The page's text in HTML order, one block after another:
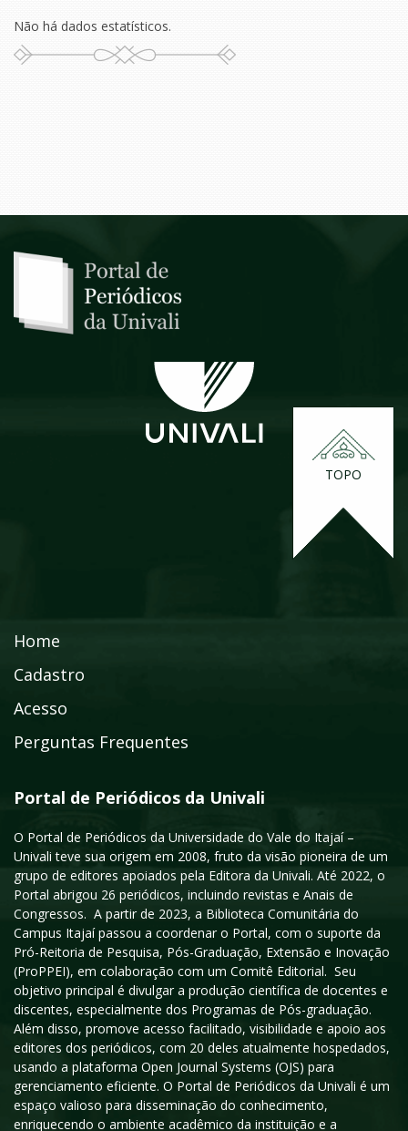
Não há dados estatísticos.
TOPO
Home
Cadastro
Acesso
Perguntas Frequentes
Portal de Periódicos da Univali
O Portal de Periódicos da Universidade do Vale do Itajaí –
Univali teve sua origem em 2008, fruto da visão pioneira de um
grupo de editores apoiados pela Editora da Univali. Até 2022, o
Portal abrigou 26 periódicos, incluindo revistas e Anais de
Congressos. A partir de 2023, a Biblioteca Comunitária do
Campus Itajaí passou a coordenar o Portal, com o suporte da
Pró-Reitoria de Pesquisa, Pós-Graduação, Extensão e Inovação
(ProPPEI), em colaboração com um Comitê Editorial. Seu
objetivo principal é divulgar a produção científica de docentes e
discentes, especialmente dos Programas de Pós-graduação.
Além disso, promove acesso facilitado, visibilidade e apoio aos
editores dos periódicos, com 20 deles atualmente hospedados,
usando a plataforma Open Journal Systems (OJS) para
gerenciamento eficiente. O Portal de Periódicos da Univali é um
espaço valioso para disseminação do conhecimento,
enriquecendo o ambiente acadêmico da instituição e a